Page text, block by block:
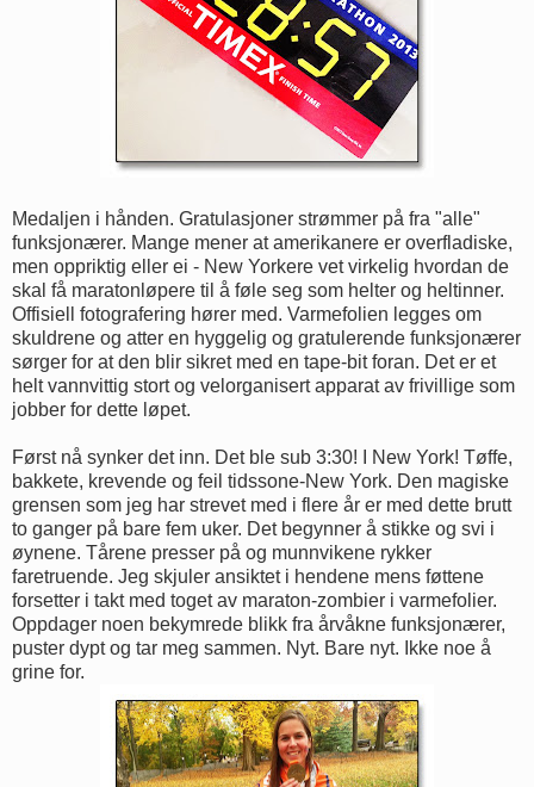
Medaljen i hånden. Gratulasjoner strømmer på fra "alle"
funksjonærer. Mange mener at amerikanere er overfladiske,
men oppriktig eller ei - New Yorkere vet virkelig hvordan de
skal få maratonløpere til å føle seg som helter og heltinner.
Offisiell fotografering hører med. Varmefolien legges om
skuldrene og atter en hyggelig og gratulerende funksjonærer
sørger for at den blir sikret med en tape-bit foran. Det er et
helt vannvittig stort og velorganisert apparat av frivillige som
jobber for dette løpet.
Først nå synker det inn. Det ble sub 3:30! I New York! Tøffe,
bakkete, krevende og feil tidssone-New York. Den magiske
grensen som jeg har strevet med i flere år er med dette brutt
to ganger på bare fem uker. Det begynner å stikke og svi i
øynene. Tårene presser på og munnvikene rykker
faretruende. Jeg skjuler ansiktet i hendene mens føttene
forsetter i takt med toget av maraton-zombier i varmefolier.
Oppdager noen bekymrede blikk fra årvåkne funksjonærer,
puster dypt og tar meg sammen. Nyt. Bare nyt. Ikke noe å
grine for.